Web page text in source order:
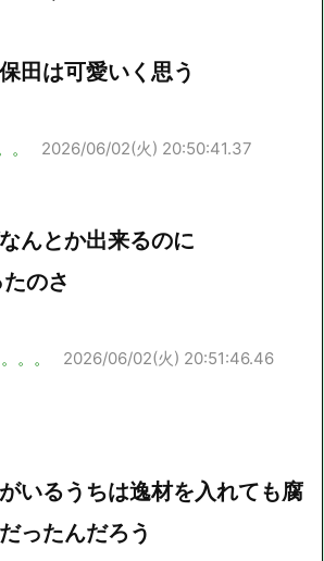
田は可愛いく思う
2026/06/02(火) 20:50:41.37
んとか出来るのに
のさ
。。 2026/06/02(火) 20:51:46.46
いるうちは逸材を入れても腐
ったんだろう